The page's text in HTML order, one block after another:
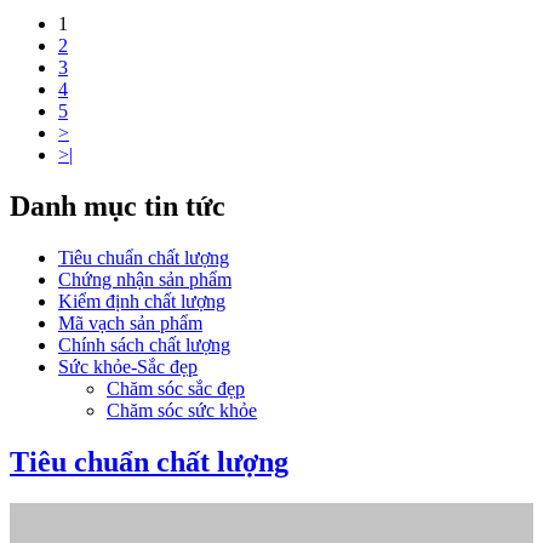
1
2
3
4
5
>
>|
Danh mục tin tức
Tiêu chuẩn chất lượng
Chứng nhận sản phẩm
Kiểm định chất lượng
Mã vạch sản phẩm
Chính sách chất lượng
Sức khỏe-Sắc đẹp
Chăm sóc sắc đẹp
Chăm sóc sức khỏe
Tiêu chuẩn chất lượng